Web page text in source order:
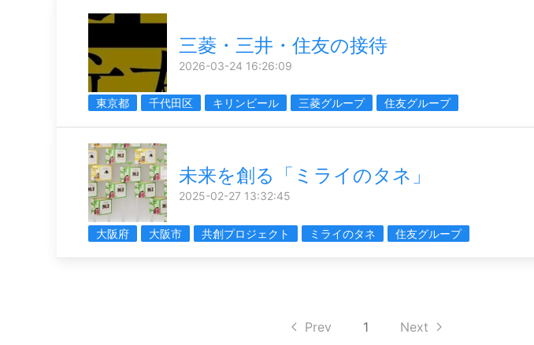
三菱・三井・住友の接待
2026-03-24 16:26:09
東京都 千代田区 キリンビール 三菱グループ 住友グループ
未来を創る「ミライのタネ」
2025-02-27 13:32:45
大阪府 大阪市 共創プロジェクト ミライのタネ 住友グループ
Prev 1 Next